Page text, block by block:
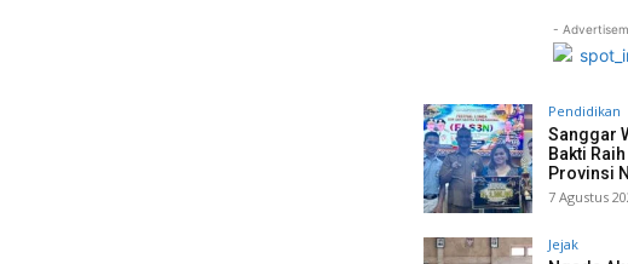
-
Pendidikan
Sanggar
Bakti
Provinsi
7 Agustus
Jejak